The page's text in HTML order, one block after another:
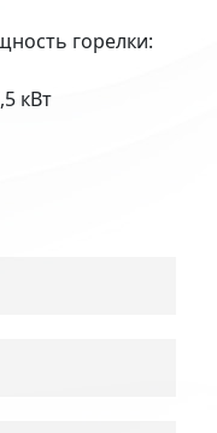
горелки:
кВт